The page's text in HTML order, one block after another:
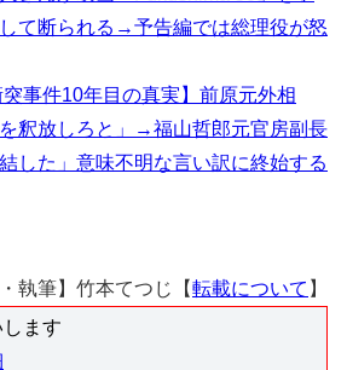
て断られる→予告編では総理役が怒
突事件10年目の真実】前原元外相
を釈放しろと」→福山哲郎元官房副長
した」意味不明な言い訳に終始する
・執筆】竹本てつじ【転載について 】
ます